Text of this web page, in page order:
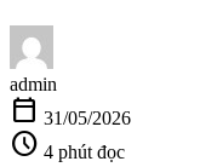
admin
calendar_today 31/05/2026
schedule 4 phút đọc